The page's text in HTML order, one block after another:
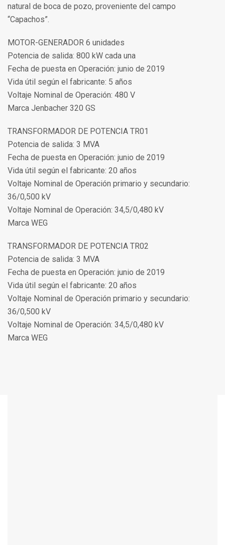
natural de boca de pozo, proveniente del campo
“Capachos”.
MOTOR-GENERADOR 6 unidades
Potencia de salida: 800 kW cada una
Fecha de puesta en Operación: junio de 2019
Vida útil según el fabricante: 5 años
Voltaje Nominal de Operación: 480 V
Marca Jenbacher 320 GS
TRANSFORMADOR DE POTENCIA TR01
Potencia de salida: 3 MVA
Fecha de puesta en Operación: junio de 2019
Vida útil según el fabricante: 20 años
Voltaje Nominal de Operación primario y secundario:
36/0,500 kV
Voltaje Nominal de Operación: 34,5/0,480 kV
Marca WEG
TRANSFORMADOR DE POTENCIA TR02
Potencia de salida: 3 MVA
Fecha de puesta en Operación: junio de 2019
Vida útil según el fabricante: 20 años
Voltaje Nominal de Operación primario y secundario:
36/0,500 kV
Voltaje Nominal de Operación: 34,5/0,480 kV
Marca WEG